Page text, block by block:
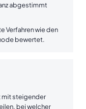
abgestimmt
Verfahren wie den
bewertet.
mit steigender
bei welcher